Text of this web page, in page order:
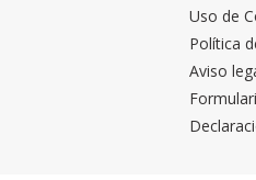
Uso de
Política
Aviso